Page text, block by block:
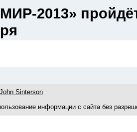
2013»
John Sinterson
информации с сайта без